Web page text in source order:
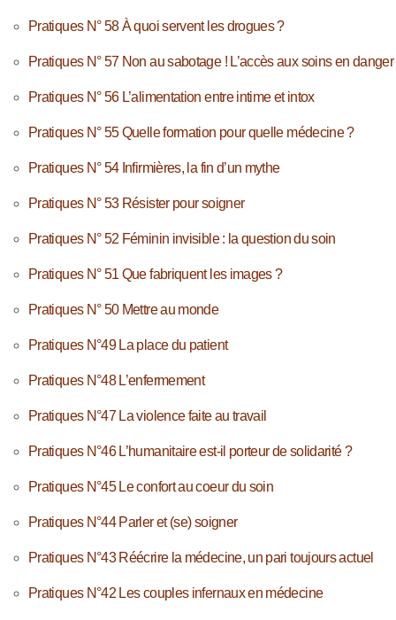
Pratiques N° 58 À quoi servent les drogues ?
Pratiques N° 57 Non au sabotage ! L’accès aux soins en danger
Pratiques N° 56 L’alimentation entre intime et intox
Pratiques N° 55 Quelle formation pour quelle médecine ?
Pratiques N° 54 Infirmières, la fin d’un mythe
Pratiques N° 53 Résister pour soigner
Pratiques N° 52 Féminin invisible : la question du soin
Pratiques N° 51 Que fabriquent les images ?
Pratiques N° 50 Mettre au monde
Pratiques N°49 La place du patient
Pratiques N°48 L’enfermement
Pratiques N°47 La violence faite au travail
Pratiques N°46 L’humanitaire est-il porteur de solidarité ?
Pratiques N°45 Le confort au coeur du soin
Pratiques N°44 Parler et (se) soigner
Pratiques N°43 Réécrire la médecine, un pari toujours actuel
Pratiques N°42 Les couples infernaux en médecine